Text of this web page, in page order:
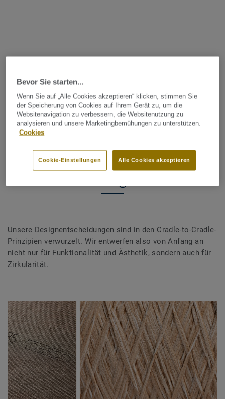
Unsere Designentscheidungen sind in den Cradle-to-Cradle-
Prinzipien verwurzelt. Wir entwerfen also von Anfang an
nicht nur für Funktionalität und Ästhetik, sondern auch für
Zirkularität.
Bevor Sie starten...
Wenn Sie auf „Alle Cookies akzeptieren“ klicken, stimmen Sie
der Speicherung von Cookies auf Ihrem Gerät zu, um die
Websitenavigation zu verbessern, die Websitenutzung zu
analysieren und unsere Marketingbemühungen zu unterstützen.
Cookies
Alle Cookies akzeptieren
Cookie-Einstellungen